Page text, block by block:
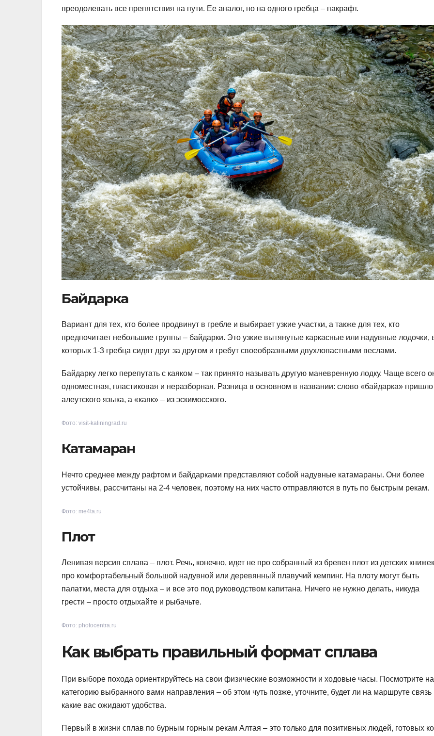
преодолевать все препятствия на пути. Ее аналог, но на одного гребца – пакрафт.
Байдарка
Вариант для тех, кто более продвинут в гребле и выбирает узкие участки, а также для тех, кто
предпочитает небольшие группы – байдарки. Это узкие вытянутые каркасные или надувные лодочки,
которых 1-3 гребца сидят друг за другом и гребут своеобразными двухлопастными веслами.
Байдарку легко перепутать с каяком – так принято называть другую маневренную лодку. Чаще всего
одноместная, пластиковая и неразборная. Разница в основном в названии: слово «байдарка» пришло
алеутского языка, а «каяк» – из эскимосского.
Фото: visit-kaliningrad.ru
Катамаран
Нечто среднее между рафтом и байдарками представляют собой надувные катамараны. Они более
устойчивы, рассчитаны на 2-4 человек, поэтому на них часто отправляются в путь по быстрым рекам.
Фото: me4ta.ru
Плот
Ленивая версия сплава – плот. Речь, конечно, идет не про собранный из бревен плот из детских
про комфортабельный большой надувной или деревянный плавучий кемпинг. На плоту могут быть
палатки, места для отдыха – и все это под руководством капитана. Ничего не нужно делать, никуда
грести – просто отдыхайте и рыбачьте.
Фото: photocentra.ru
Как выбрать правильный формат сплава
При выборе похода ориентируйтесь на свои физические возможности и ходовые часы. Посмотрите на
категорию выбранного вами направления – об этом чуть позже, уточните, будет ли на маршруте связь
какие вас ожидают удобства.
Первый в жизни сплав по бурным горным рекам Алтая – это только для позитивных людей, готовых ко